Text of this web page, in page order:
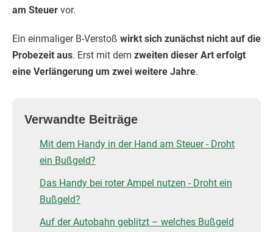
am Steuer vor.
Ein einmaliger B-Verstoß wirkt sich zunächst nicht auf die
Probezeit aus. Erst mit dem zweiten dieser Art erfolgt
eine Verlängerung um zwei weitere Jahre.
Verwandte Beiträge
Mit dem Handy in der Hand am Steuer - Droht
ein Bußgeld?
Das Handy bei roter Ampel nutzen - Droht ein
Bußgeld?
Auf der Autobahn geblitzt – welches Bußgeld